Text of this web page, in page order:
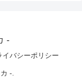
-
イバシーポリシー
-.